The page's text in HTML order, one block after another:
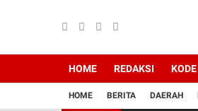
HOME REDAKSI
HOME BERITA DAERAH